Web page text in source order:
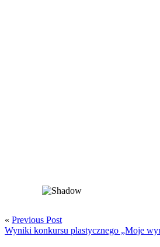
« Previous Post
Wyniki konkursu plastycznego „Moje